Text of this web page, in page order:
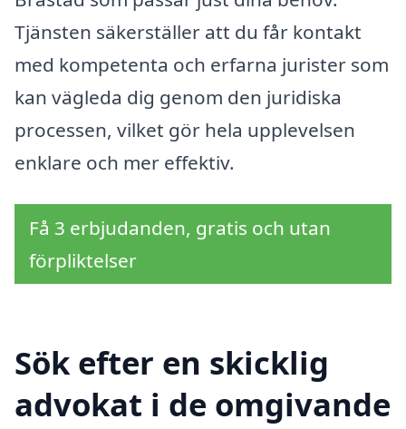
Tjänsten säkerställer att du får kontakt
med kompetenta och erfarna jurister som
kan vägleda dig genom den juridiska
processen, vilket gör hela upplevelsen
enklare och mer effektiv.
Få 3 erbjudanden, gratis och utan
förpliktelser
Sök efter en skicklig
advokat i de omgivande